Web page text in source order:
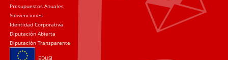
Presupuestos Anuales
Subvenciones
Identidad Corporativa
Diputación Abierta
Diputación Transparente
EDUSI